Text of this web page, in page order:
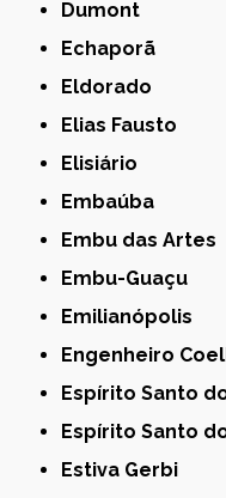
Dumont
Echaporã
Eldorado
Elias Fausto
Elisiário
Embaúba
Embu das Artes
Embu-Guaçu
Emilianópolis
Engenheiro
Espírito Santo
Espírito Santo
Estiva Gerbi